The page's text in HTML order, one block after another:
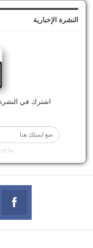
النشرة الإخبارية
اشترك في النشرة
by